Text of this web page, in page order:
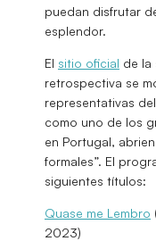
puedan disfrutar
esplendor.
El sitio oficial de la
retrospectiva se
representativas
como uno de los
en Portugal,
formales”. El
siguientes títulos:
Quase me Lembro
2023)